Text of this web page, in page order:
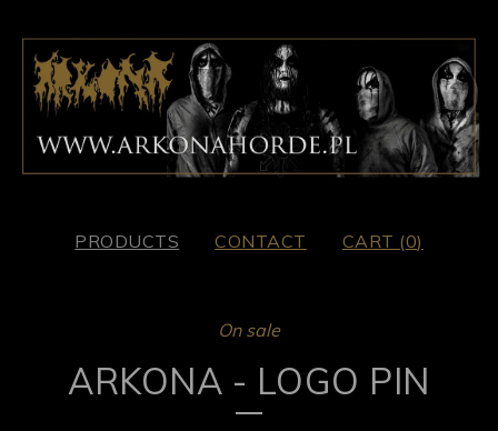
PRODUCTS CONTACT CART (0)
On sale
ARKONA - LOGO PIN